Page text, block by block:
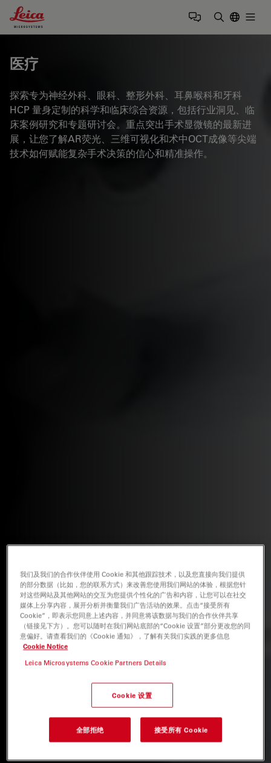
Leica Microsystems Logo
医疗
探索专为神经外科、眼科、整形外科、耳鼻喉科和牙科
HCP 量身定制的科学和临床综合资源，包括行业洞见、临
床案例研究和专题研讨会。重点突出手术显微镜的最新进
展，让您了解AR荧光、三维可视化和术中OCT成像等尖端
技术如何赋能复杂手术决策的信心和精准操作。
我们及我们的合作伙伴使用 Cookie 和其他跟踪技术，以及您直接向我们提供
的部分数据（比如，您的联系方式）来改善您使用我们网站的体验，根据您针
对这些网站及其他网站的交互为您提供个性化的广告和内容，让您可以在社交
媒体上分享内容，展开分析并衡量我们广告活动的效果。点击“接受所有
Cookie”，即表示您同意上述内容，并同意将该数据与我们的合作伙伴共享
（链接见下方）。您可以随时在我们网站底部的“Cookie 设置”部分更改您的同
意偏好。请查看我们的《Cookie 通知》，了解有关我们实践的更多信息
Cookie Notice
Leica Microsystems Cookie Partners Details
Cookie 设置
全部拒绝 接受所有 Cookie